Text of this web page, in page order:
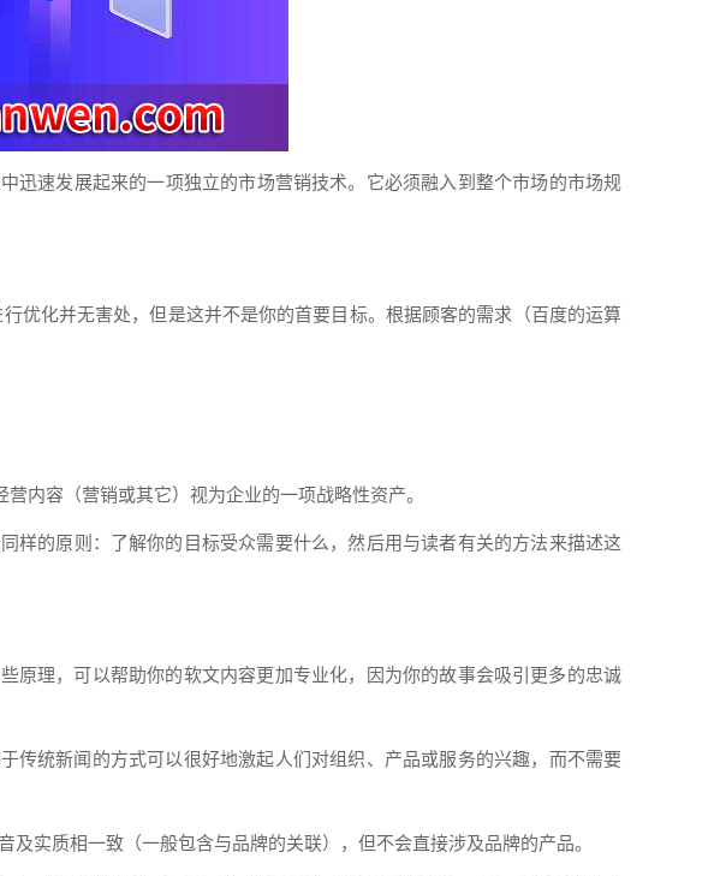
迅速发展起来的一项独立的市场营销技术。它必须融入到整个市场的市场规
行优化并无害处，但是这并不是你的首要目标。根据顾客的需求（百度的运算
营内容 （营销或其它）视为企业的一项战略性资产。
样的原则：了解你的目标受众需要什么，然后用与读者有关的方法来描述这
原理，可以帮助你的软文内容更加专业化，因为你的故事会吸引更多的忠诚
传统新闻的方式可以很好地激起人们对组织、 产品或服务的兴趣，而不需要
及实质相一致（一般包含与品牌的关联），但不会直接涉及品牌的产品。